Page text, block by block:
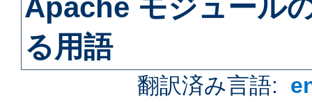
Apache モジュール
る用語
翻訳済み言語: